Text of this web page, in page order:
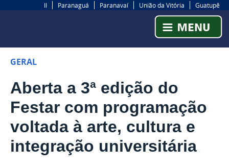
II
Paranaguá Paranavaí União da Vitória Guatupê
GERAL
Aberta a 3ª edição do
Festar com programação
voltada à arte, cultura e
integração universitária